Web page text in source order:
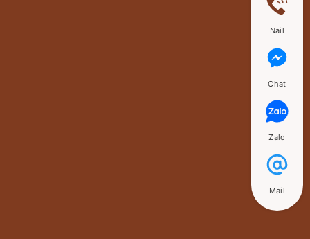
Nail
Chat
Zalo
Mail